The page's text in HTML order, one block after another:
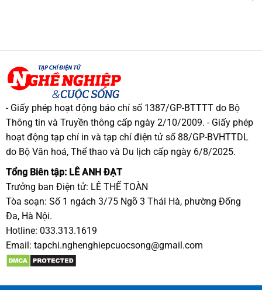
- Giấy phép hoạt động báo chí số 1387/GP-BTTTT do Bộ
Thông tin và Truyền thông cấp ngày 2/10/2009. - Giấy phép
hoạt động tạp chí in và tạp chí điện tử số 88/GP-BVHTTDL
do Bộ Văn hoá, Thể thao và Du lịch cấp ngày 6/8/2025.
Tổng Biên tập: LÊ ANH ĐẠT
Trưởng ban Điện tử: LÊ THẾ TOÀN
Tòa soạn: Số 1 ngách 3/75 Ngõ 3 Thái Hà, phường Đống
Đa, Hà Nội.
Hotline: 033.313.1619
Email: tapchi.nghenghiepcuocsong@gmail.com